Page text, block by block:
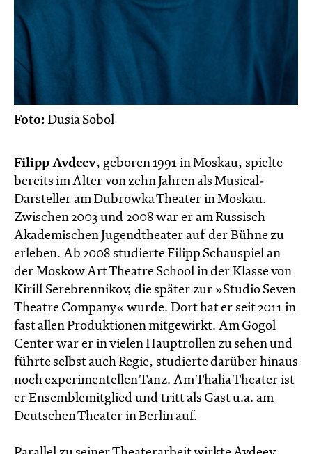
Foto: Dusia Sobol
Filipp Avdeev, geboren 1991 in Moskau, spielte
bereits im Alter von zehn Jahren als Musical-
Darsteller am Dubrowka Theater in Moskau.
Zwischen 2003 und 2008 war er am Russisch
Akademischen Jugendtheater auf der Bühne zu
erleben. Ab 2008 studierte Filipp Schauspiel an
der Moskow Art Theatre School in der Klasse von
Kirill Serebrennikov, die später zur »Studio Seven
Theatre Company« wurde. Dort hat er seit 2011 in
fast allen Produktionen mitgewirkt. Am Gogol
Center war er in vielen Hauptrollen zu sehen und
führte selbst auch Regie, studierte darüber hinaus
noch experimentellen Tanz. Am Thalia Theater ist
er Ensemblemitglied und tritt als Gast u.a. am
Deutschen Theater in Berlin auf.